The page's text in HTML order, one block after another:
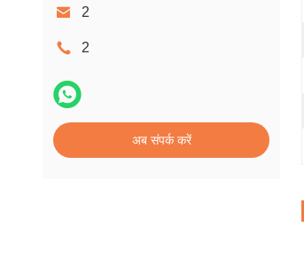
2
2
अब संपर्क करें